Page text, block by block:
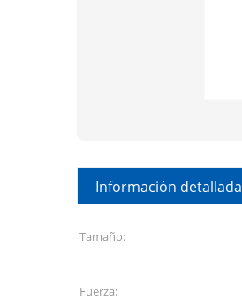
Información detallada
Tamaño:
Fuerza: